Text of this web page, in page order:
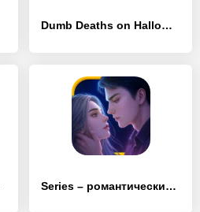
Dumb Deaths on Halloween
Series – романтические истории